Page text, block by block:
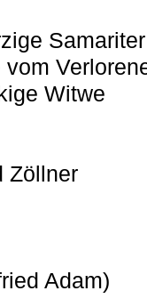
Samariter
Witwe
Zöllner
Adam)